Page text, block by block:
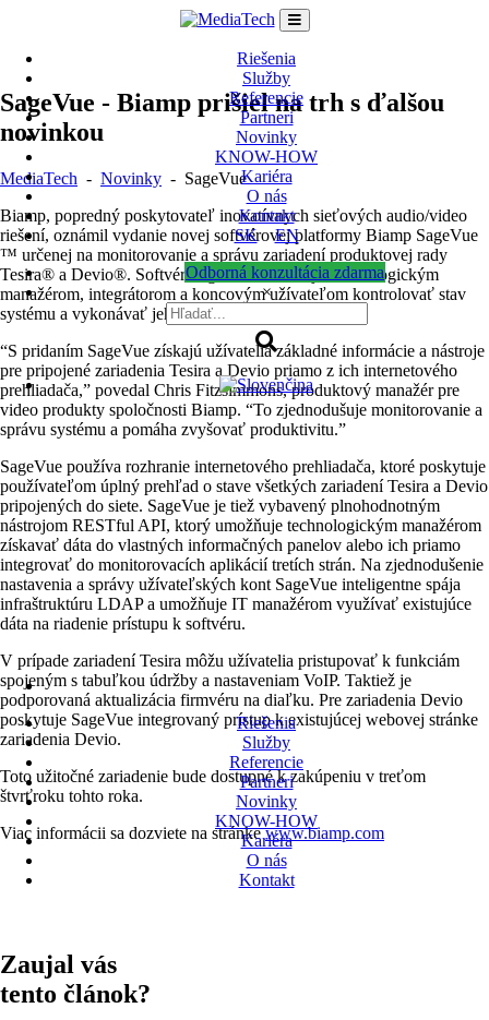
Riešenia
Služby
Referencie
Partneri
Novinky
KNOW-HOW
Kariéra
O nás
Kontakt
SK
EN
Odborná konzultácia zdarma
×
Riešenia
Služby
Referencie
Partneri
Novinky
KNOW-HOW
Kariéra
O nás
Kontakt
SageVue - Biamp prišiel na trh s ďalšou
novinkou
MediaTech - Novinky - SageVue
Biamp, popredný poskytovateľ inovatívnych sieťových audio/video
riešení, oznámil vydanie novej softvérovej platformy Biamp SageVue
™ určenej na monitorovanie a správu zariadení produktovej rady
Tesira® a Devio®. Softvér SageVue umožňuje technologickým
manažérom, integrátorom a koncovým užívateľom kontrolovať stav
systému a vykonávať jeho správu ľahko a efektívne.
“S pridaním SageVue získajú užívatelia základné informácie a nástroje
pre pripojené zariadenia Tesira a Devio priamo z ich internetového
prehliadača,” povedal Chris Fitzsimmons, produktový manažér pre
video produkty spoločnosti Biamp. “To zjednodušuje monitorovanie a
správu systému a pomáha zvyšovať produktivitu.”
SageVue používa rozhranie internetového prehliadača, ktoré poskytuje
používateľom úplný prehľad o stave všetkých zariadení Tesira a Devio
pripojených do siete. SageVue je tiež vybavený plnohodnotným
nástrojom RESTful API, ktorý umožňuje technologickým manažérom
získavať dáta do vlastných informačných panelov alebo ich priamo
integrovať do monitorovacích aplikácií tretích strán. Na zjednodušenie
nastavenia a správy užívateľských kont SageVue inteligentne spája
infraštruktúru LDAP a umožňuje IT manažérom využívať existujúce
dáta na riadenie prístupu k softvéru.
V prípade zariadení Tesira môžu užívatelia pristupovať k funkciám
spojeným s tabuľkou údržby a nastaveniam VoIP. Taktiež je
podporovaná aktualizácia firmvéru na diaľku. Pre zariadenia Devio
poskytuje SageVue integrovaný prístup k existujúcej webovej stránke
zariadenia Devio.
Toto užitočné zariadenie bude dostupné k zakúpeniu v treťom
štvrťroku tohto roka.
Viac informácii sa dozviete na stránkewww.biamp.com
Zaujal vás
tento článok?